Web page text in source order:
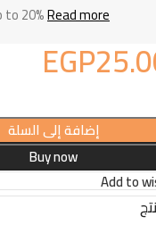
to 20%Read more
EGP
إضافة إلى السلة
Buy now
Add to